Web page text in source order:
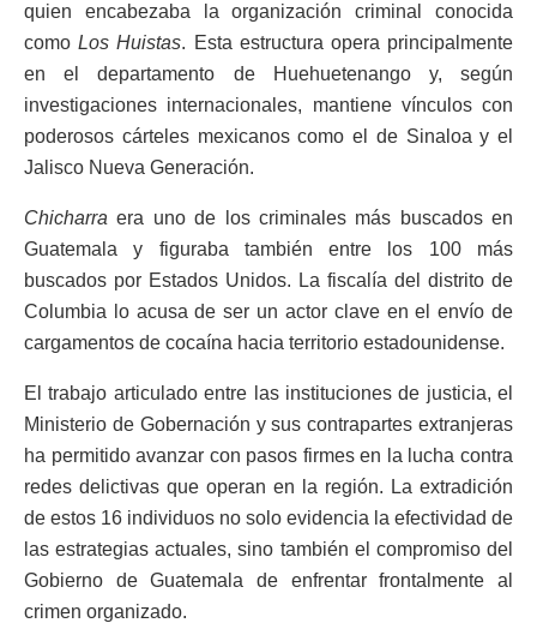
quien encabezaba la organización criminal conocida
comoLos Huistas. Esta estructura opera principalmente
en el departamento de Huehuetenango y, según
investigaciones internacionales, mantiene vínculos con
poderosos cárteles mexicanos como el de Sinaloa y el
Jalisco Nueva Generación.
Chicharra era uno de los criminales más buscados en
Guatemala y figuraba también entre los 100 más
buscados por Estados Unidos. La fiscalía del distrito de
Columbia lo acusa de ser un actor clave en el envío de
cargamentos de cocaína hacia territorio estadounidense.
El trabajo articulado entre las instituciones de justicia, el
Ministerio de Gobernación y sus contrapartes extranjeras
ha permitido avanzar con pasos firmes en la lucha contra
redes delictivas que operan en la región. La extradición
de estos 16 individuos no solo evidencia la efectividad de
las estrategias actuales, sino también el compromiso del
Gobierno de Guatemala de enfrentar frontalmente al
crimen organizado.